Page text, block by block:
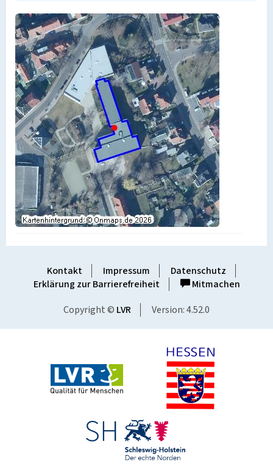
Kontakt Impressum
Datenschutz
Erklärung zur Barrierefreiheit
Mitmachen
Copyright © LVR Version: 4.52.0